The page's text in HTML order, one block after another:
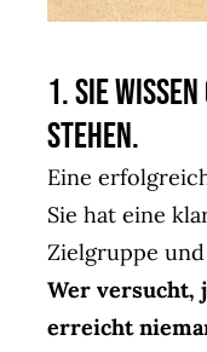
1. Sie
stehen.
Eine
Sie hat eine
Zielgruppe
Wer versucht,
erreicht